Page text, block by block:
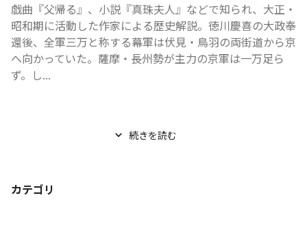
戯曲『父帰る』、小説『真珠夫人』などで知られ、大正・
昭和期に活動した作家による歴史解説。徳川慶喜の大政奉
還後、全軍三万と称する幕軍は伏見・鳥羽の両街道から京
へ向かっていた。薩摩・長州勢が主力の京軍は一万足ら
ず。し...
続きを読む
カテゴリ